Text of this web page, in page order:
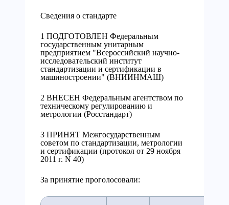
Сведения о стандарте
1 ПОДГОТОВЛЕН Федеральным
государственным унитарным
предприятием "Всероссийский научно-
исследовательский институт
стандартизации и сертификации в
машиностроении" (ВНИИНМАШ)
2 ВНЕСЕН Федеральным агентством по
техническому регулированию и
метрологии (Росстандарт)
3 ПРИНЯТ Межгосударственным
советом по стандартизации, метрологии
и сертификации (протокол от 29 ноября
2011 г. N 40)
За принятие проголосовали: